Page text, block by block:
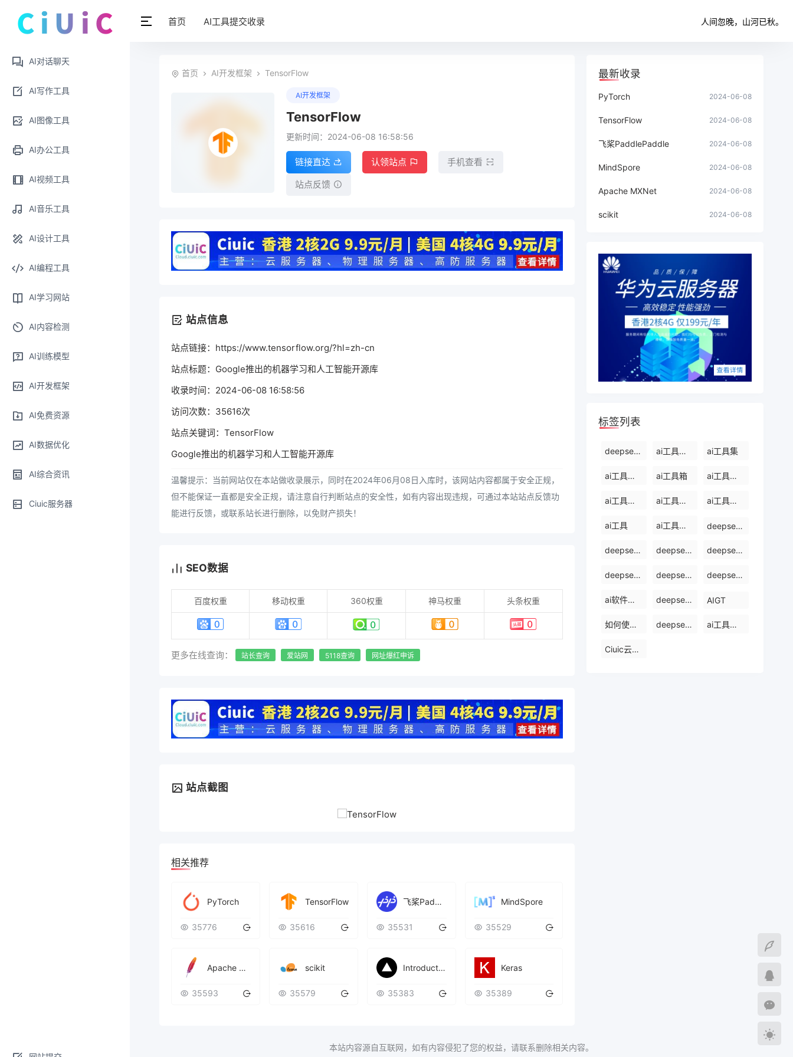
AI对话聊天
AI写作工具
AI图像工具
AI办公工具
AI视频工具
AI音乐工具
AI设计工具
AI编程工具
AI学习网站
AI内容检测
AI训练模型
AI开发框架
AI免费资源
AI数据优化
AI综合资讯
Ciuic服务器
首页 AI工具提交收录 人间忽晚，山河已秋。
首页 AI开发框架 TensorFlow
AI开发框架
TensorFlow
更新时间：2024-06-08 16:58:56
链接直达 认领站点
手机查看
站点反馈
站点信息
站点链接：https://www.tensorflow.org/?hl=zh-cn
站点标题：Google推出的机器学习和人工智能开源库
收录时间：2024-06-08 16:58:56
访问次数：35616次
站点关键词：TensorFlow
Google推出的机器学习和人工智能开源库
温馨提示：当前网站仅在本站做收录展示，同时在2024年06月08日入库时，该网站内容都属于安全正规，
但不能保证一直都是安全正规，请注意自行判断站点的安全性，如有内容出现违规，可通过本站站点反馈功
能进行反馈，或联系站长进行删除，以免财产损失！
SEO数据
百度权重 移动权重 360权重 神马权重 头条权重
更多在线查询： 站长查询 爱站网 5118查询 网址爆红申诉
站点截图
相关推荐
PyTorch
35776
TensorFlow
35616
飞桨PaddlePaddle
35531
MindSpore
35529
Apache MXNet
35593
scikit
35579
Introduction
35383
Keras
35389
最新收录
PyTorch 2024-06-08
TensorFlow 2024-06-08
飞桨PaddlePaddle 2024-06-08
MindSpore 2024-06-08
Apache MXNet 2024-06-08
scikit 2024-06-08
标签列表
deepseek能干什么 ai工具有哪些 ai工具集
ai工具免费使用 ai工具箱 ai工具免费下载
ai工具软件有哪些 ai工具软件 ai工具集官网
ai工具 ai工具软件排名前十 deepseek
deepseek使用方法 deepseek怎么使用deepseek deepseek开源ai
deepseek官网下载 deepseek怎么使用 deepseek电脑版
ai软件排行榜前十名 deepseek是什么 AIGT
如何使用ai工具 deepseek官网 ai工具哪个最好用
Ciuic云服务器
本站内容源自互联网，如有内容侵犯了您的权益，请联系删除相关内容。